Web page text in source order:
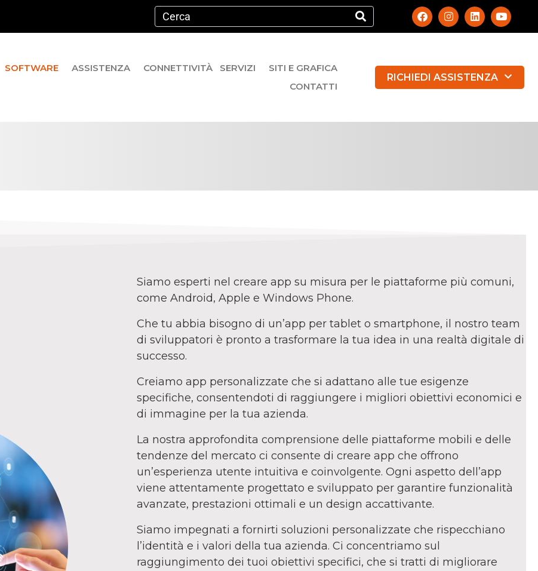
SOFTWARE ASSISTENZA CONNETTIVITÀ SERVIZI
SITI E GRAFICA
CONTATTI
RICHIEDI ASSISTENZA
Siamo esperti nel creare app su misura per le piattaforme più comuni,
come Android, Apple e Windows Phone.
Che tu abbia bisogno di un’app per tablet o smartphone, il nostro team
di sviluppatori è pronto a trasformare la tua idea in una realtà digitale di
successo.
Creiamo app personalizzate che si adattano alle tue esigenze
specifiche, consentendoti di raggiungere i migliori obiettivi economici e
di immagine per la tua azienda.
La nostra approfondita comprensione delle piattaforme mobili e delle
tendenze del mercato ci consente di creare app che offrono
un’esperienza utente intuitiva e coinvolgente. Ogni aspetto dell’app
viene attentamente progettato e sviluppato per garantire funzionalità
avanzate, prestazioni ottimali e un design accattivante.
Siamo impegnati a fornirti soluzioni personalizzate che rispecchiano
l’identità e i valori della tua azienda. Ci concentriamo sul
raggiungimento dei tuoi obiettivi specifici, che si tratti di migliorare